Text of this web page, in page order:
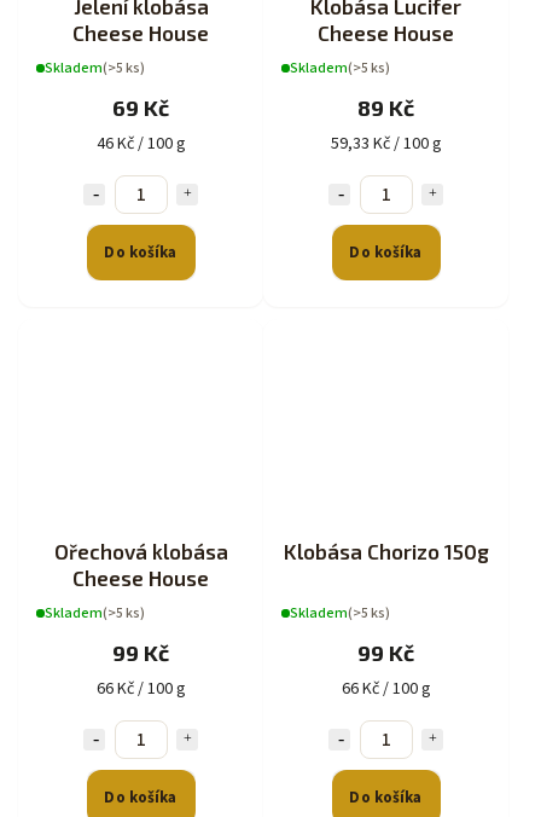
Jelení klobása
Cheese House
Skladem(>5 ks)
69 Kč
46 Kč / 100 g
Do košíka
Klobása Lucifer
Cheese House
Skladem(>5 ks)
89 Kč
59,33 Kč / 100 g
Do košíka
Ořechová klobása
Cheese House
Skladem(>5 ks)
99 Kč
66 Kč / 100 g
Do košíka
Klobása Chorizo 150g
Skladem(>5 ks)
99 Kč
66 Kč / 100 g
Do košíka